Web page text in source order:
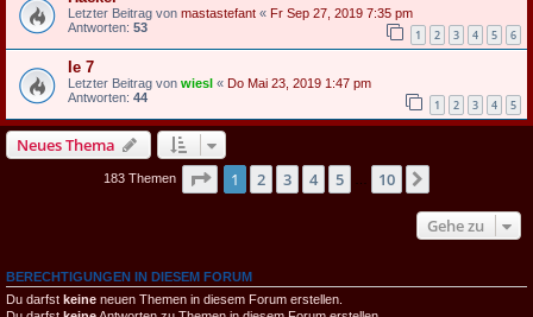
Letzter Beitrag von mastastefant « Fr Sep 27, 2019 7:35 pm
Antworten: 53 1 2 3 4 5 6
Ie 7
Letzter Beitrag von wiesl « Do Mai 23, 2019 1:47 pm
Antworten: 44 1 2 3 4 5
Neues Thema
183 Themen Seite 1von 10
1 2 3 4 5 10
Gehe zu
BERECHTIGUNGEN IN DIESEM FORUM
Du darfst keine neuen Themen in diesem Forum erstellen.